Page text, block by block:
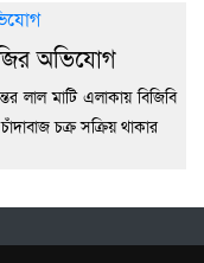
অভিযোগ
লাল মাটি এলাকায় বিজিবি
চক্র সক্রিয় থাকার